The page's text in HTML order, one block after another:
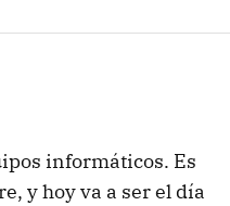
informáticos. Es
y hoy va a ser el día